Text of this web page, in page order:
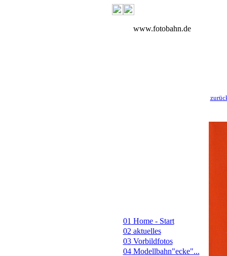
www.fotobahn.de
01 Home - Start
02 aktuelles
03Vorbildfotos
04Modellbahn"ecke"...